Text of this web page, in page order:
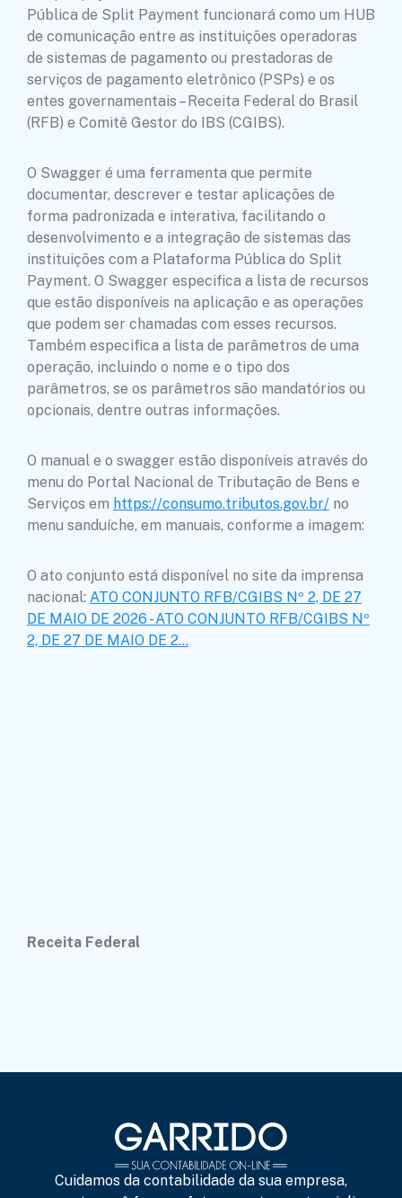
Pública de Split Payment funcionará como um HUB
de comunicação entre as instituições operadoras
de sistemas de pagamento ou prestadoras de
serviços de pagamento eletrônico (PSPs) e os
entes governamentais – Receita Federal do Brasil
(RFB) e Comitê Gestor do IBS (CGIBS).
O Swagger é uma ferramenta que permite
documentar, descrever e testar aplicações de
forma padronizada e interativa, facilitando o
desenvolvimento e a integração de sistemas das
instituições com a Plataforma Pública do Split
Payment. O Swagger especifica a lista de recursos
que estão disponíveis na aplicação e as operações
que podem ser chamadas com esses recursos.
Também especifica a lista de parâmetros de uma
operação, incluindo o nome e o tipo dos
parâmetros, se os parâmetros são mandatórios ou
opcionais, dentre outras informações.
O manual e o swagger estão disponíveis através do
menu do Portal Nacional de Tributação de Bens e
Serviços em https://consumo.tributos.gov.br/ no
menu sanduíche, em manuais, conforme a imagem:
O ato conjunto está disponível no site da imprensa
nacional: ATO CONJUNTO RFB/CGIBS Nº 2, DE 27
DE MAIO DE 2026 - ATO CONJUNTO RFB/CGIBS Nº
2, DE 27 DE MAIO DE 2…
Receita Federal
Cuidamos da contabilidade da sua empresa,